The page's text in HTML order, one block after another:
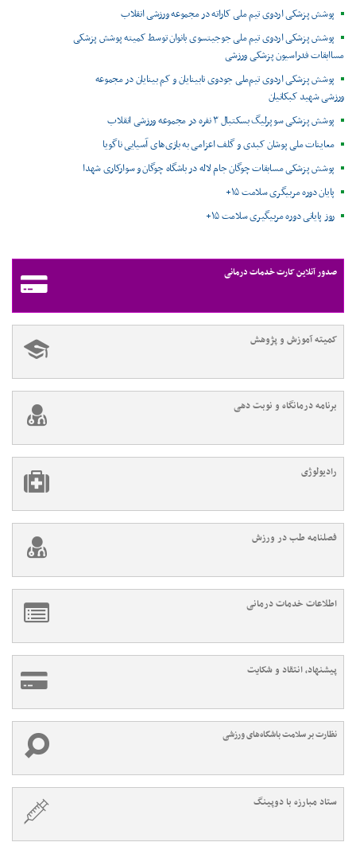
پوشش پزشکی اردوی تیم ملی کاراته در مجموعه ورزشی انقلاب
پوشش پزشکی اردوی تیم ملی جوجیتسوی بانوان توسط کمیته پوشش پزشکی
مساابقات فدراسیون پزشکی ورزشی
پوشش پزشکی اردوی تیم‌ملی جودوی نابینایان و کم بینایان در مجموعه
ورزشی شهید کبکانیان
پوشش پزشکی سوپرلیگ بسکتبال ۳ نفره در مجموعه ورزشی انقلاب
معاینات ملی پوشان کبدی و گلف اعزامی به بازی‌های آسیایی ناگویا
پوشش پزشکی مسابقات چوگان جام لاله در باشگاه چوگان و سوارکاری شهدا
پایان دوره مربیگری سلامت ۱۵+
روز پایانی دوره مربیگیری سلامت ۱۵+
صدور آنلاین کارت خدمات درمانی
کمیته آموزش و پژوهش
برنامه درمانگاه و نوبت دهی
رادیولوژی
فصلنامه طب در ورزش
اطلاعات خدمات درمانی
پیشنهاد، انتقاد و شکایت
نظارت بر سلامت باشگاه‌های ورزشی
ستاد مبارزه با دوپینگ